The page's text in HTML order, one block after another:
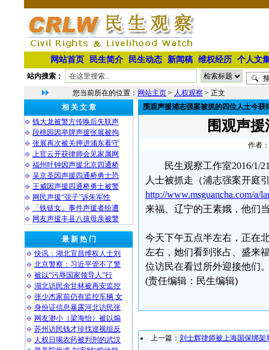
网站首页 民生简介 民生动态 新闻稿 维权经历 个人文
站内搜索：
您当前所在的位置： 网站主页 > 人权观察 > 正文
相 关 文 章
钱大龙被警方传唤后失联声
段桃园因举牌声援张展被拘
张展再次被关押进浦东看守
上官云开获律师会见家属网
福州叶钟因声援北京四通桥
吴京圣因声援四通桥勇士恐
王威因声援四通桥勇士被警
网民声援“弦子”诉朱军性
「铁链女」事件声援者纷遭
网友声援丰县八孩母亲被警
最 新 热 门
快讯：湖北宜昌维权人士刘
北京警察：习近平管不了警
被以“污辱国家领导人”行
湖北访民余甘林被再安监控
张少杰家前仍有监控车辆 女
身份证信息暴露河北访民张
网友渺小（梁海怡）被以煽
苏州访民钱才珍找巡视组反
人权日喝农药被判刑的武汉
围观声援浦志强案被抓的四位人士今获
围观声
作者
民生观察工作室2016/1/
人士被抓走（浦志强案开庭
http://www.msguancha.com/a/
来福、辽宁的王素娥，他们
今天下午五点半左右，正在
左右，她们看到张占、盛来
位访民在看过所外迎接他们
(责任编辑：民生编辑)
上一篇： 刘士辉律师被上海国保绑